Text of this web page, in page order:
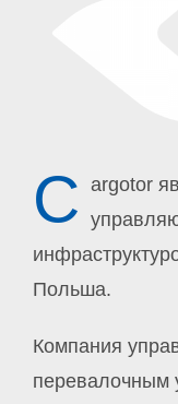
C argotor
Польша.
Компания
перевалочным